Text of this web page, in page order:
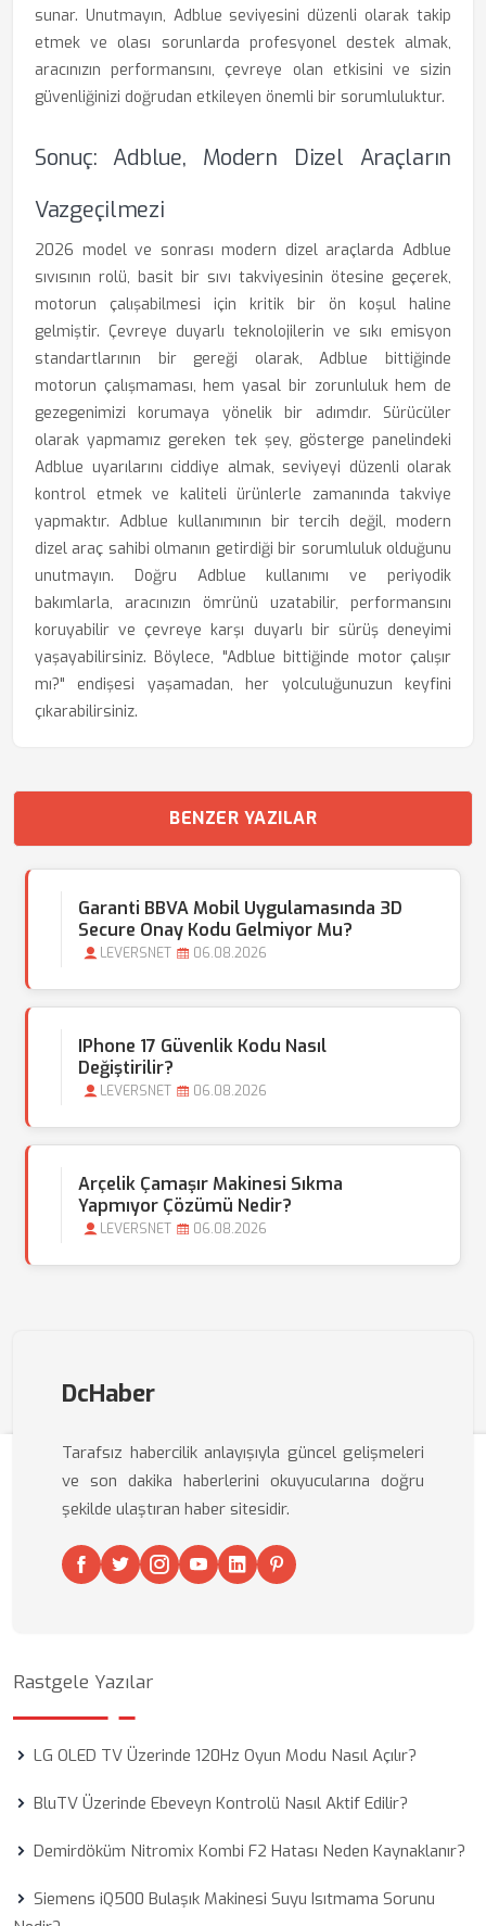
sunar. Unutmayın, Adblue seviyesini düzenli olarak takip
etmek ve olası sorunlarda profesyonel destek almak,
aracınızın performansını, çevreye olan etkisini ve sizin
güvenliğinizi doğrudan etkileyen önemli bir sorumluluktur.
Sonuç: Adblue, Modern Dizel Araçların
Vazgeçilmezi
2026 model ve sonrası modern dizel araçlarda Adblue
sıvısının rolü, basit bir sıvı takviyesinin ötesine geçerek,
motorun çalışabilmesi için kritik bir ön koşul haline
gelmiştir. Çevreye duyarlı teknolojilerin ve sıkı emisyon
standartlarının bir gereği olarak, Adblue bittiğinde
motorun çalışmaması, hem yasal bir zorunluluk hem de
gezegenimizi korumaya yönelik bir adımdır. Sürücüler
olarak yapmamız gereken tek şey, gösterge panelindeki
Adblue uyarılarını ciddiye almak, seviyeyi düzenli olarak
kontrol etmek ve kaliteli ürünlerle zamanında takviye
yapmaktır. Adblue kullanımının bir tercih değil, modern
dizel araç sahibi olmanın getirdiği bir sorumluluk olduğunu
unutmayın. Doğru Adblue kullanımı ve periyodik
bakımlarla, aracınızın ömrünü uzatabilir, performansını
koruyabilir ve çevreye karşı duyarlı bir sürüş deneyimi
yaşayabilirsiniz. Böylece, "Adblue bittiğinde motor çalışır
mı?" endişesi yaşamadan, her yolculuğunuzun keyfini
çıkarabilirsiniz.
BENZER YAZILAR
Garanti BBVA Mobil Uygulamasında 3D
Secure Onay Kodu Gelmiyor Mu?
LEVERSNET 06.08.2026
IPhone 17 Güvenlik Kodu Nasıl
Değiştirilir?
LEVERSNET 06.08.2026
Arçelik Çamaşır Makinesi Sıkma
Yapmıyor Çözümü Nedir?
LEVERSNET 06.08.2026
DcHaber
Tarafsız habercilik anlayışıyla güncel gelişmeleri
ve son dakika haberlerini okuyucularına doğru
şekilde ulaştıran haber sitesidir.
Rastgele Yazılar
LG OLED TV Üzerinde 120Hz Oyun Modu Nasıl Açılır?
BluTV Üzerinde Ebeveyn Kontrolü Nasıl Aktif Edilir?
Demirdöküm Nitromix Kombi F2 Hatası Neden Kaynaklanır?
Siemens iQ500 Bulaşık Makinesi Suyu Isıtmama Sorunu